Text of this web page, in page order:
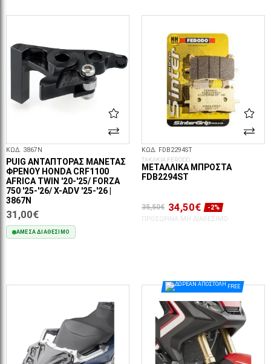
ΚΩΔ. 3867N
PUIG ΑΝΤΆΠΤΟΡΑΣ ΜΑΝΈΤΑΣ
ΦΡΈΝΟΥ HONDA CRF1100
AFRICA TWIN '20-'25/ FORZA
750 '25-'26/ X-ADV '25-'26 |
3867N
31,00€
ΆΜΕΣΑ ΔΙΑΘΈΣΙΜΟ
ΚΩΔ. FDB2294ST
ΤΑΚΑΚΙΑ FERODO
ΜΕΤΑΛΛΙΚΆ ΜΠΡΟΣΤΆ
FDB2294ST
35,50€ 34,50€
-2%
ΠΡΟΣΩΡΙΝΆ ΜΗ ΔΙΑΘΈΣΙΜΟ
FREE